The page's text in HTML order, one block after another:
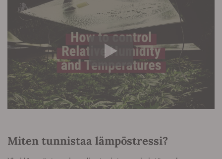
Miten tunnistaa lämpöstressi?